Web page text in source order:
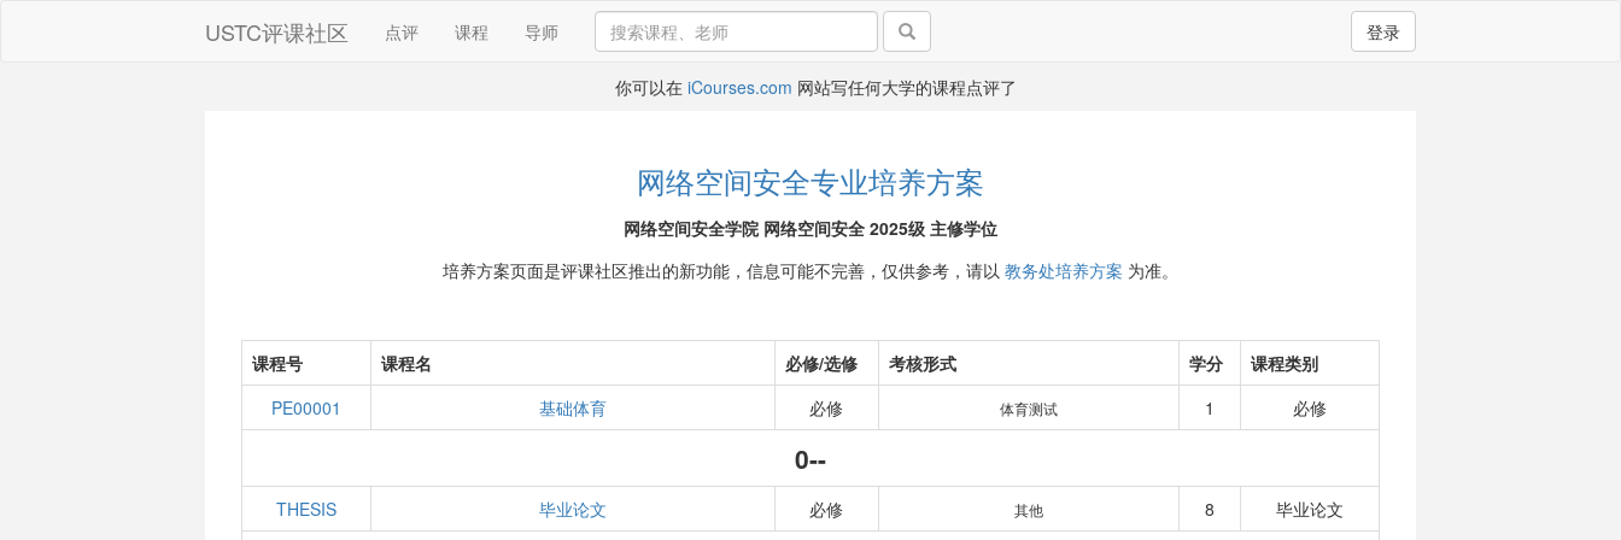
USTC评课社区 点评 课程 导师 登录
你可以在 iCourses.com 网站写任何大学的课程点评了
网络空间安全专业培养方案
网络空间安全学院 网络空间安全 2025级 主修学位
培养方案页面是评课社区推出的新功能，信息可能不完善，仅供参考，请以 教务处培养方案 为准。
课程号 课程名 必修/选修 考核形式 学分
课程类别
PE00001
基础体育 必修 体育测试 1 必修
0--
THESIS 毕业论文 必修 其他 8 毕业论文